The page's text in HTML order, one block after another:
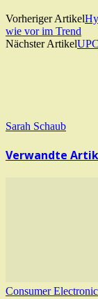
Vorheriger Artikel
wie vor im Trend
Nächster Artikel
Sarah Schaub
Verwandte
Consumer